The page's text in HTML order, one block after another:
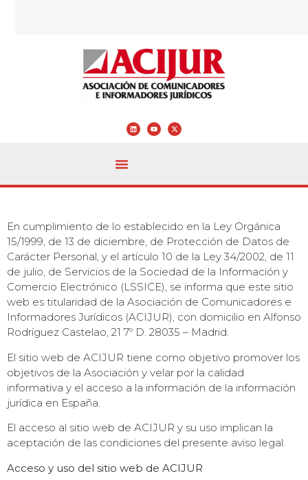
En cumplimiento de lo establecido en la Ley Orgánica
15/1999, de 13 de diciembre, de Protección de Datos de
Carácter Personal, y el artículo 10 de la Ley 34/2002, de 11
de julio, de Servicios de la Sociedad de la Información y
Comercio Electrónico (LSSICE), se informa que este sitio
web es titularidad de la Asociación de Comunicadores e
Informadores Jurídicos (ACIJUR), con domicilio en Alfonso
Rodríguez Castelao, 21 7º D. 28035 – Madrid.
El sitio web de ACIJUR tiene como objetivo promover los
objetivos de la Asociación y velar por la calidad
informativa y el acceso a la información de la información
jurídica en España.
El acceso al sitio web de ACIJUR y su uso implican la
aceptación de las condiciones del presente aviso legal.
Acceso y uso del sitio web de ACIJUR